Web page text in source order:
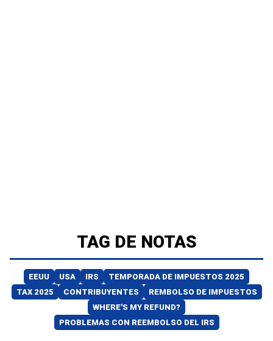
TAG DE NOTAS
EEUU USA IRS
TEMPORADA DE IMPUESTOS 2025
TAX 2025
CONTRIBUYENTES
REMBOLSO DE IMPUESTOS
WHERE'S MY REFUND?
PROBLEMAS CON REEMBOLSO DEL IRS